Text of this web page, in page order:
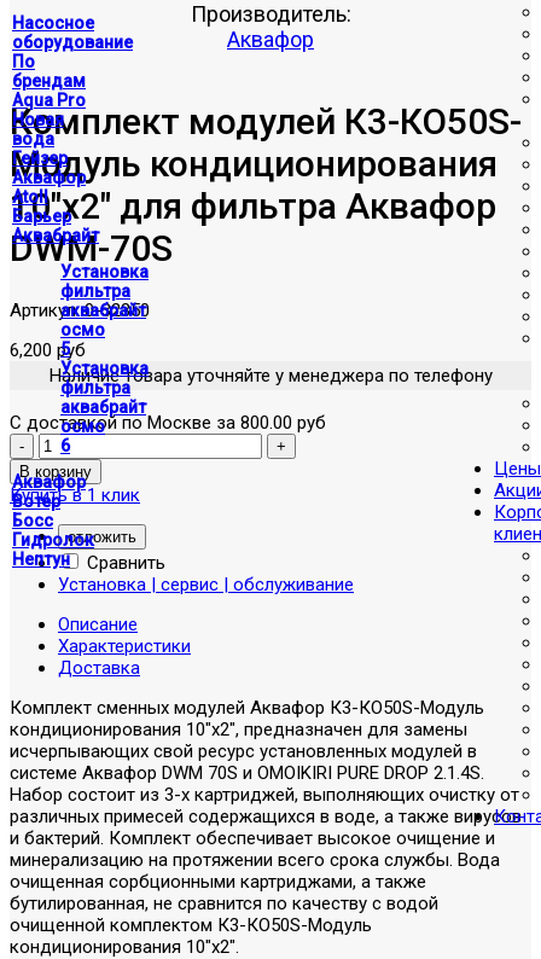
Насосное
оборудование
По
брендам
Aqua Pro
Новая
вода
Гейзер
Аквафор
Atoll
Барьер
Аквабрайт
Установка
фильтра
аквабрайт
осмо
5
Установка
фильтра
аквабрайт
осмо
6
Аквафор
Вотер
Босс
Гидролок
Нептун
Цены
Производитель:
Аквафор
Комплект модулей К3-КO50S-
Модуль кондиционирования
10"х2" для фильтра Аквафор
DWM-70S
Артикул:0-32350
6,200 руб
Наличие товара уточняйте у менеджера по телефону
С доставкой по Москве за 800.00 руб
Купить в 1 клик
отложить
Сравнить
Установка | сервис | обслуживание
Описание
Характеристики
Доставка
Комплект сменных модулей Аквафор К3-КO50S-Модуль
кондиционирования 10"х2", предназначен для замены
исчерпывающих свой ресурс установленных модулей в
системе Аквафор DWM 70S и OMOIKIRI PURE DROP 2.1.4S.
Набор состоит из 3-х картриджей, выполняющих очистку от
различных примесей содержащихся в воде, а также вирусов
и бактерий. Комплект обеспечивает высокое очищение и
минерализацию на протяжении всего срока службы. Вода
очищенная сорбционными картриджами, а также
бутилированная, не сравнится по качеству с водой
очищенной комплектом К3-КO50S-Модуль
кондиционирования 10"х2".